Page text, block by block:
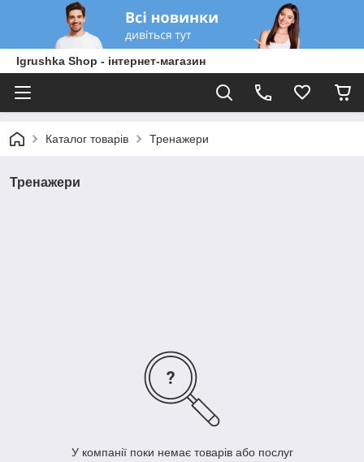
Igrushka Shop - інтернет-магазин
Каталог товарів Тренажери
Тренажери
У компанії поки немає товарів або послуг